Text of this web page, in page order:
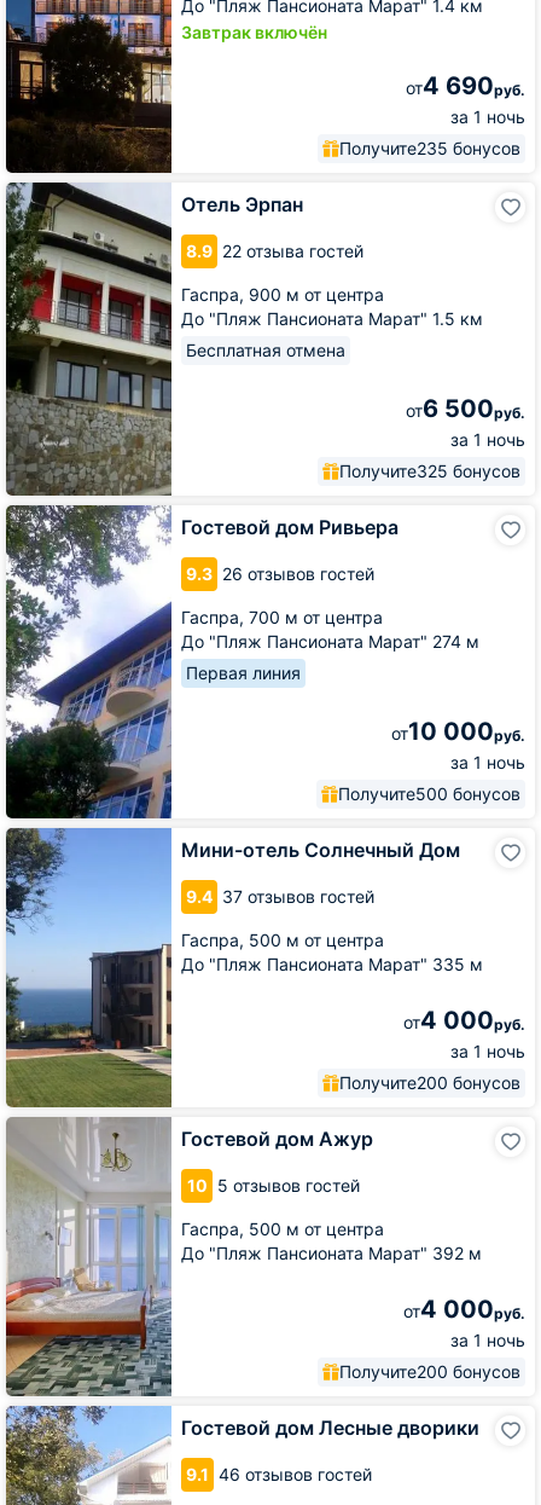
До "Пляж Пансионата Марат" 1.4 км
Завтрак включён
от4 690руб.
за 1 ночь
Получите235 бонусов
Отель Эрпан
8.9 22 отзыва гостей
Гаспра, 900 м от центра
До "Пляж Пансионата Марат" 1.5 км
Бесплатная отмена
от6 500руб.
за 1 ночь
Получите325 бонусов
Отель
Эрпан
Гостевой дом Ривьера
9.3 26 отзывов гостей
Гаспра, 700 м от центра
До "Пляж Пансионата Марат" 274 м
Первая линия
от10 000руб.
за 1 ночь
Получите500 бонусов
Гостевой
дом
Ривьера
Мини-отель Солнечный Дом
9.4 37 отзывов гостей
Гаспра, 500 м от центра
До "Пляж Пансионата Марат" 335 м
от4 000руб.
за 1 ночь
Получите200 бонусов
Мини-
отель
Солнечный
Дом
Гостевой дом Ажур
10 5 отзывов гостей
Гаспра, 500 м от центра
До "Пляж Пансионата Марат" 392 м
от4 000руб.
за 1 ночь
Получите200 бонусов
Гостевой
Ажур
Гостевой дом Лесные дворики
9.1 46 отзывов гостей
Гостевой
дом
Лесные
дворики